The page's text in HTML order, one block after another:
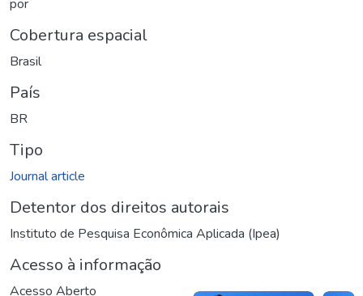
por
Cobertura espacial
Brasil
País
BR
Tipo
Journal article
Detentor dos direitos autorais
Instituto de Pesquisa Econômica Aplicada (Ipea)
Acesso à informação
Acesso Aberto